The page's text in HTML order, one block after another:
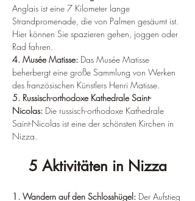
Anglais ist eine 7 Kilometer lange
Strandpromenade, die von Palmen gesäumt ist.
Hier können Sie spazieren gehen, joggen oder
Rad fahren.
4. Musée Matisse: Das Musée Matisse
beherbergt eine große Sammlung von Werken
des französischen Künstlers Henri Matisse.
5. Russisch-orthodoxe Kathedrale Saint-
Nicolas: Die russisch-orthodoxe Kathedrale
Saint-Nicolas ist eine der schönsten Kirchen in
Nizza.
5 Aktivitäten in Nizza
1. Wandern auf den Schlosshügel: Der Aufstieg